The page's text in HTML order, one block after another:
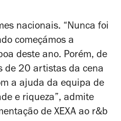
nacionais. “Nunca foi
começámos a
deste ano. Porém, de
de 20 artistas da cena
a ajuda da equipa de
e riqueza”, admite
de XEXA ao r&b